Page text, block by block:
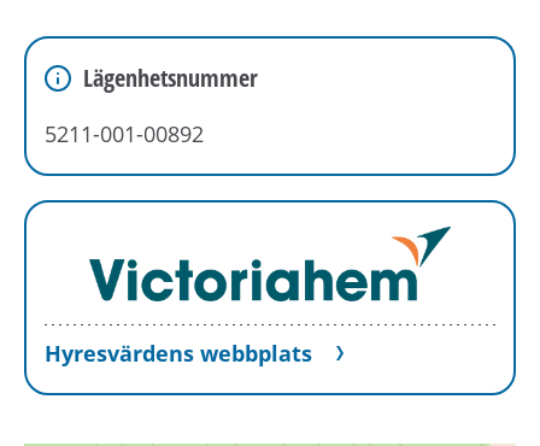
Lägenhetsnummer
5211-001-00892
Hyresvärdens webbplats